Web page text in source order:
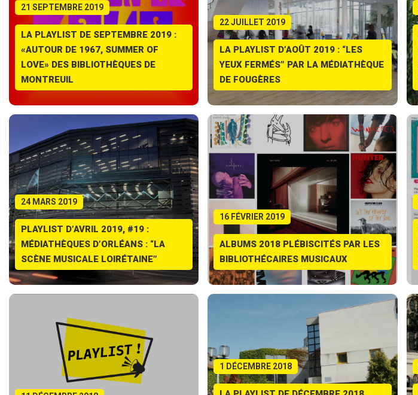
21 SEPTEMBRE 2019
LA PLAYLIST DE SEPTEMBRE 2019 :
«AUTOUR DE 1967, SUMMER OF
LOVE» DES BIBLIOTHÈQUES DE
MONTREUIL
22 JUILLET 2019
LA PLAYLIST D’AOÛT 2019 : “LES
YEUX FERMÉS” PAR LA MÉDIATHÈQUE
DE FOUGÈRES
24 MARS 2019
PLAYLIST D’AVRIL 2019, #19 :
MÉDIATHÈQUES D’ORLÉANS : “LA
SCÈNE MUSICALE LOIRÉTAINE”
16 FÉVRIER 2019
ALBUMS 2018 PLÉBISCITÉS PAR LES
BIBLIOTHÉCAIRES MUSICAUX
1 DÉCEMBRE 2018